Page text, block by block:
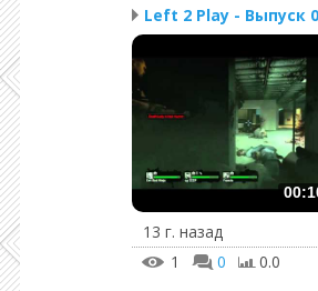
Left 2 Play - Выпуск
13 г. назад
1
0 0.0